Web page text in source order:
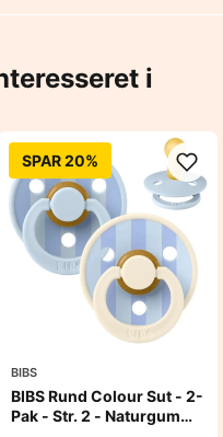
i
SPAR 20%
BIBS
BIBS Rund Colour Sut - 2-
Pak - Str. 2 - Naturgummi